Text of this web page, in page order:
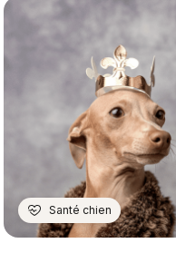
Santé chien